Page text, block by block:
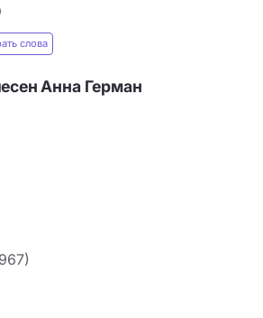
слова
Анна Герман